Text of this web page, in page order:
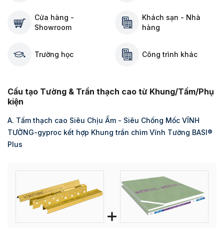
Cửa hàng -
Showroom
Khách sạn - Nhà
hàng
Trường học Công trình khác
Cấu tạo Tường & Trần thạch cao từ Khung/Tấm/Phụ
kiện
A. Tấm thạch cao Siêu Chịu Ẩm - Siêu Chống Mốc VĨNH
TƯỜNG-gyproc kết hợp Khung trần chìm Vĩnh Tường BASI®
Plus